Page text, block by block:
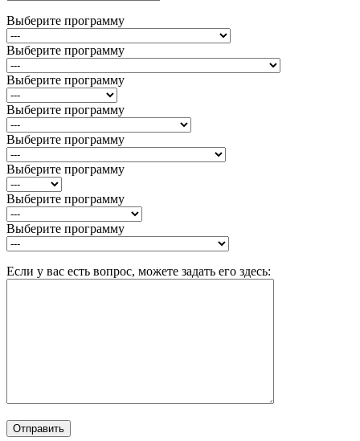
Выберите программу
Выберите программу
Выберите программу
Выберите программу
Выберите программу
Выберите программу
Выберите программу
Выберите программу
Если у вас есть вопрос, можете задать его здесь: